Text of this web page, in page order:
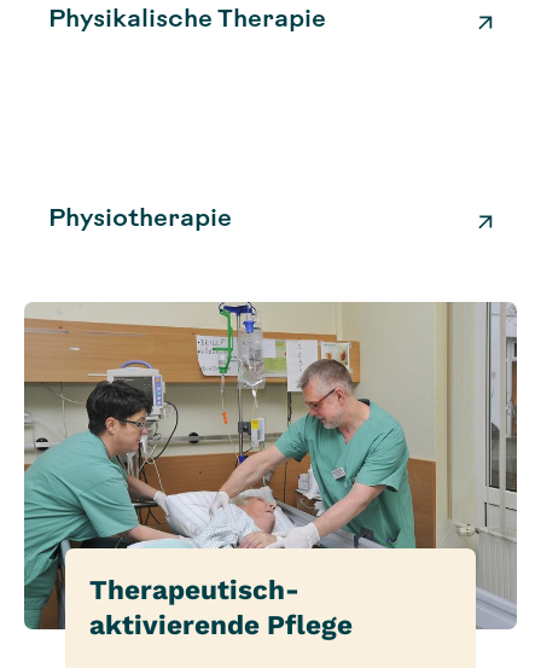
Physikalische Therapie
Physiotherapie
Therapeutisch-
aktivierende Pflege